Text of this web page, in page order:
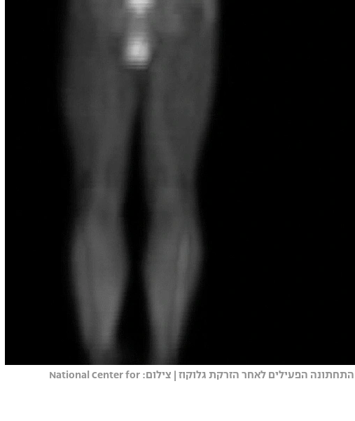
בדיקות אינפרא אדום נערכו באזורי המוח והבטן התחתונה הפעילים לאחר הזרקת גלוקוז | צילום: National Center for